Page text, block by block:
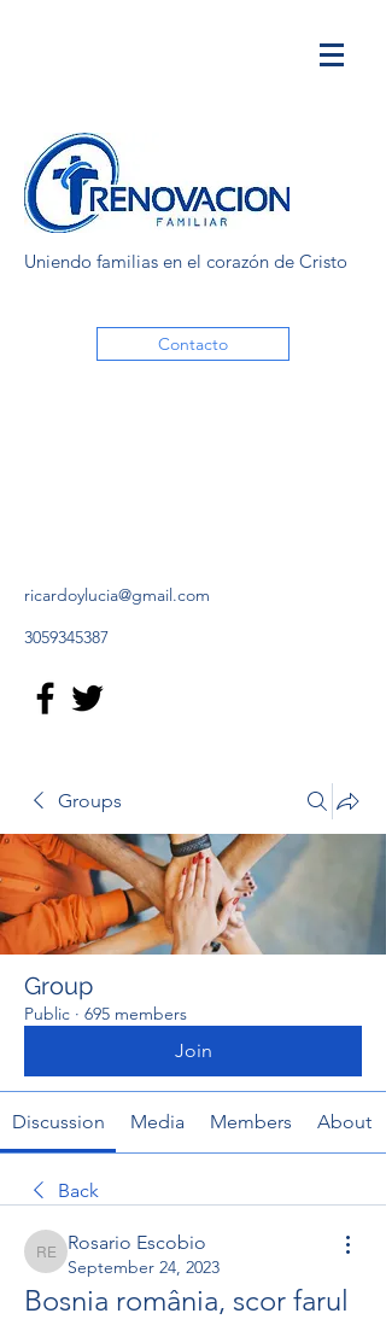
Uniendo familias en el corazón de Cristo
Contacto
ricardoylucia@gmail.com
3059345387
Groups
Group
Public · 695 members
Join
Discussion Media Members About
Back
Rosario Escobio
Rosario Escobio
September 24, 2023
Bosnia românia, scor farul